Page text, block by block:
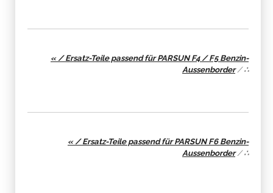
« / Ersatz-Teile passend für PARSUN F4 / F5 Benzin-
Aussenborder/∴
« / Ersatz-Teile passend für PARSUN F6 Benzin-
Aussenborder/∴